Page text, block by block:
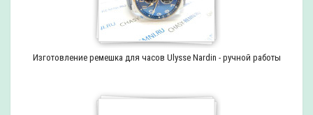
Изготовление ремешка для часов Ulysse Nardin - ручной работы